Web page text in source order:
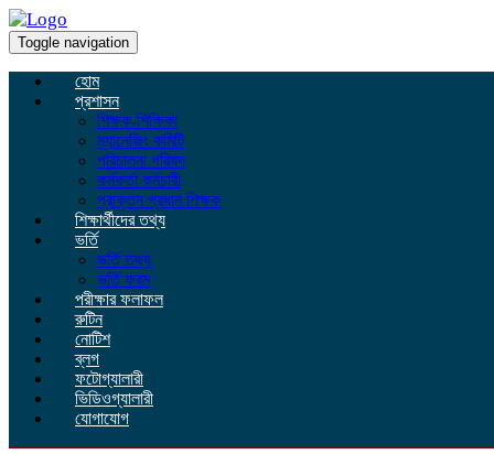
Toggle navigation
হোম
প্রশাসন
শিক্ষক-শিক্ষিকা
ম্যানেজিং কমিটি
পরিচালনা পরিষদ
কর্মকর্তা কর্মচারী
প্রাক্তন প্রধান শিক্ষক
শিক্ষার্থীদের তথ্য
ভর্তি
ভর্তি তথ্য
ভর্তি ফরম
পরীক্ষার ফলাফল
রুটিন
নোটিশ
ব্লগ
ফটোগ্যালারী
ভিডিওগ্যালারী
যোগাযোগ